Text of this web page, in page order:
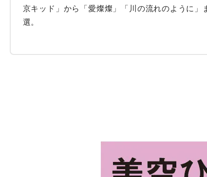
京キッド」から「愛燦燦」「川の流れのように」
選。